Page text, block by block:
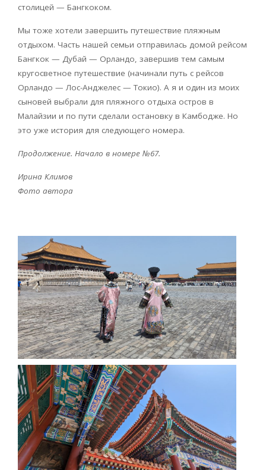
столицей — Бангкоком.
Мы тоже хотели завершить путешествие пляжным
отдыхом. Часть нашей семьи отправилась домой рейсом
Бангкок — Дубай — Орландо, завершив тем самым
кругосветное путешествие (начинали путь с рейсов
Орландо — Лос-Анджелес — Токио). А я и один из моих
сыновей выбрали для пляжного отдыха остров в
Малайзии и по пути сделали остановку в Камбодже. Но
это уже история для следующего номера.
Продолжение. Начало в номере №67.
Ирина Климов
Фото автора